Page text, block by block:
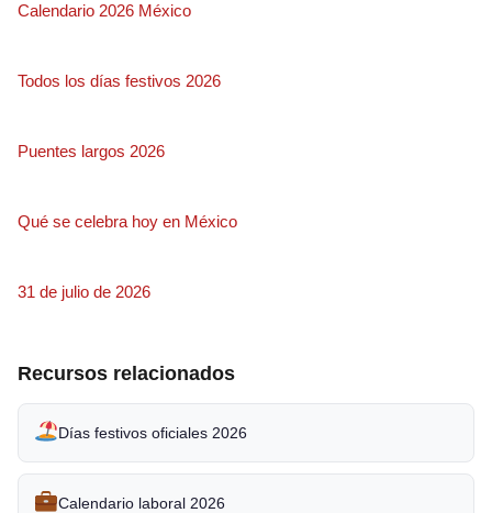
Calendario 2026 México
Todos los días festivos 2026
Puentes largos 2026
Qué se celebra hoy en México
31 de julio de 2026
Recursos relacionados
Días festivos oficiales 2026
Calendario laboral 2026